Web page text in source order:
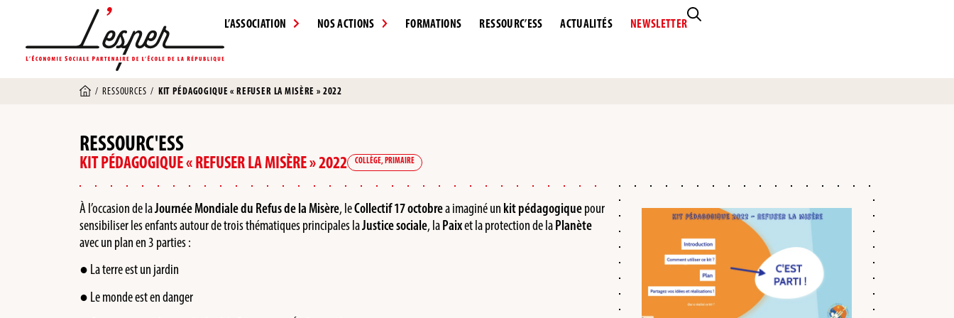
L’ASSOCIATION NOS ACTIONS FORMATIONS RESSOURC’ESS ACTUALITÉS NEWSLETTER
/RESSOURCES / KIT PÉDAGOGIQUE « REFUSER LA MISÈRE » 2022
RESSOURC'ESS
KIT PÉDAGOGIQUE « REFUSER LA MISÈRE » 2022 COLLÈGE,PRIMAIRE
À l’occasion de laJournée Mondiale du Refus de la Misère, leCollectif 17 octobrea imaginé un kit pédagogiquepour
sensibiliser les enfants autour de trois thématiques principales laJustice sociale, laPaixet la protection de laPlanète
avec un plan en 3 parties :
● La terre est un jardin
● Le monde est en danger